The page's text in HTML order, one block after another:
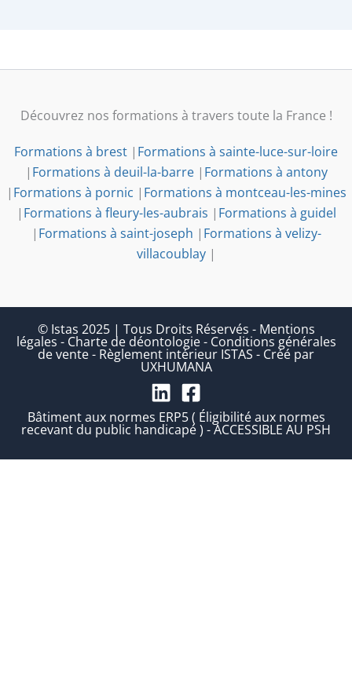
Découvrez nos formations à travers toute la France !
Formations à brest | Formations à sainte-luce-sur-loire
| Formations à deuil-la-barre| Formations à antony
| Formations à pornic | Formations à montceau-les-mines
| Formations à fleury-les-aubrais | Formations à guidel
| Formations à saint-joseph | Formations à velizy-
villacoublay|
© Istas 2025 | Tous Droits Réservés - Mentions
légales - Charte de déontologie- Conditions générales
de vente- Règlement intérieur ISTAS - Créé par
UXHUMANA
Bâtiment aux normes ERP5 ( Éligibilité aux normes
recevant du public handicapé ) - ACCESSIBLE AU PSH